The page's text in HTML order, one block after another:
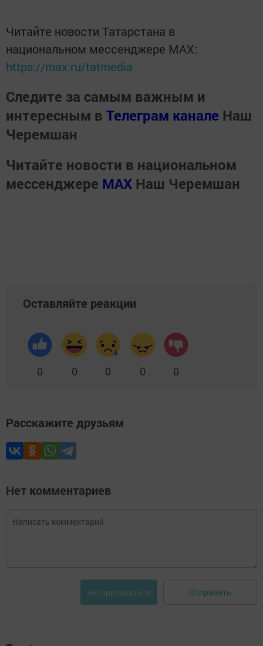
Читайте новости Татарстана в
национальном мессенджере MАХ:
https://max.ru/tatmedia
Следите за самым важным и
интересным в Телеграм канале Наш
Черемшан
Читайте новости в национальном
мессенджере MАХ Наш Черемшан
Оставляйте реакции
0 0 0 0 0
Расскажите друзьям
Нет комментариев
Авторизоваться Отправить